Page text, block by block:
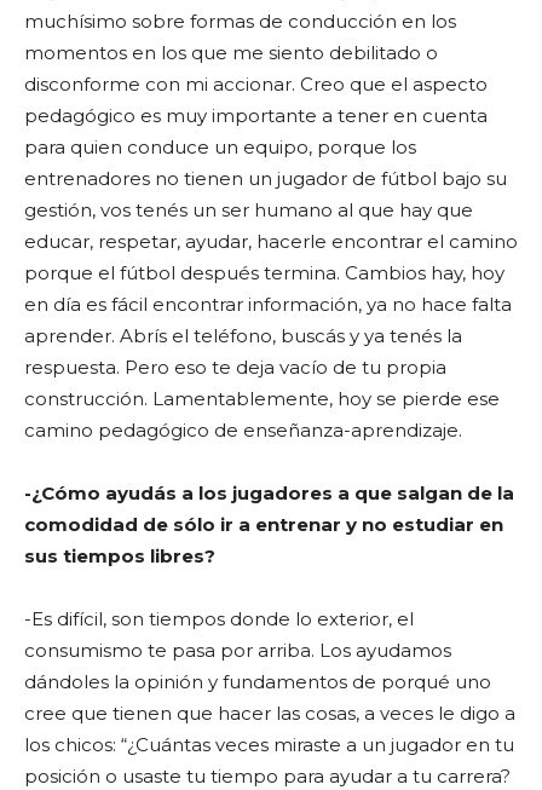
muchísimo sobre formas de conducción en los
momentos en los que me siento debilitado o
disconforme con mi accionar. Creo que el aspecto
pedagógico es muy importante a tener en cuenta
para quien conduce un equipo, porque los
entrenadores no tienen un jugador de fútbol bajo su
gestión, vos tenés un ser humano al que hay que
educar, respetar, ayudar, hacerle encontrar el camino
porque el fútbol después termina. Cambios hay, hoy
en día es fácil encontrar información, ya no hace falta
aprender. Abrís el teléfono, buscás y ya tenés la
respuesta. Pero eso te deja vacío de tu propia
construcción. Lamentablemente, hoy se pierde ese
camino pedagógico de enseñanza-aprendizaje.
-¿Cómo ayudás a los jugadores a que salgan de la
comodidad de sólo ir a entrenar y no estudiar en
sus tiempos libres?
-Es difícil, son tiempos donde lo exterior, el
consumismo te pasa por arriba. Los ayudamos
dándoles la opinión y fundamentos de porqué uno
cree que tienen que hacer las cosas, a veces le digo a
los chicos: “¿Cuántas veces miraste a un jugador en tu
posición o usaste tu tiempo para ayudar a tu carrera?